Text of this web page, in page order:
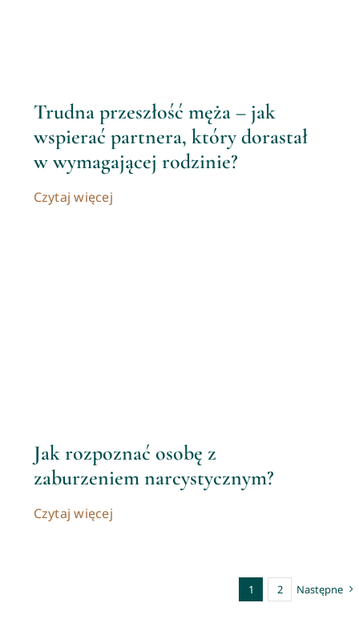
Trudna przeszłość męża – jak
wspierać partnera, który dorastał
w wymagającej rodzinie?
Czytaj więcej
Jak rozpoznać osobę z
zaburzeniem narcystycznym?
Czytaj więcej
1 2 Następne